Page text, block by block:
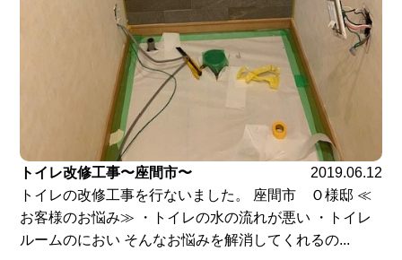
トイレ改修工事〜座間市〜
2019.06.12
トイレの改修工事を行ないました。 座間市 Ｏ様邸 ≪
お客様のお悩み≫ ・トイレの水の流れが悪い ・トイレ
ルームのにおい そんなお悩みを解消してくれるの...